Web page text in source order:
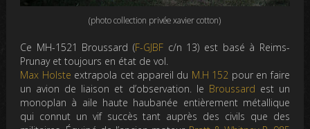
(photo collection privée xavier cotton)
Ce MH-1521 Broussard (F-GJBF c/n 13) est basé à Reims-
Prunay et toujours en état de vol.
Max Holste extrapola cet appareil du M.H 152 pour en faire
un avion de liaison et d’observation. le Broussard est un
monoplan à aile haute haubanée entièrement métallique
qui connut un vif succès tant auprès des civils que des